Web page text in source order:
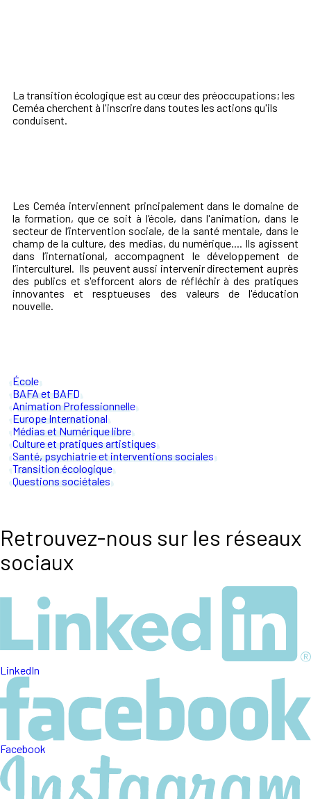
La transition écologique est au cœur des préoccupations; les
Ceméa cherchent à l'inscrire dans toutes les actions qu'ils
conduisent.
Les Ceméa interviennent principalement dans le domaine de
la formation, que ce soit à l’école, dans l'animation, dans le
secteur de l’intervention sociale, de la santé mentale, dans le
champ de la culture, des medias, du numérique.... Ils agissent
dans l’international, accompagnent le développement de
l’interculturel. Ils peuvent aussi intervenir directement auprès
des publics et s'efforcent alors de réfléchir à des pratiques
innovantes et resptueuses des valeurs de l'éducation
nouvelle.
École
BAFA et BAFD
Animation Professionnelle
Europe International
Médias et Numérique libre
Culture et pratiques artistiques
Santé, psychiatrie et interventions sociales
Transition écologique
Questions sociétales
Retrouvez-nous sur les réseaux
sociaux
LinkedIn
Facebook